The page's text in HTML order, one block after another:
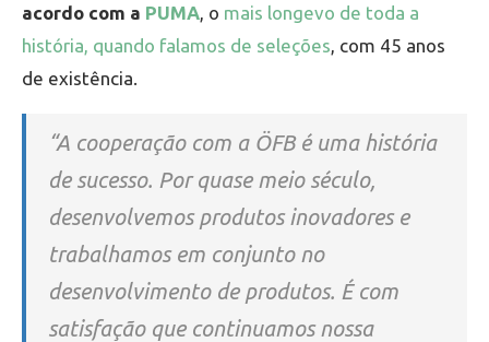
acordo com a PUMA, o mais longevo de toda a
história, quando falamos de seleções, com 45 anos
de existência.
“A cooperação com a ÖFB é uma história
de sucesso. Por quase meio século,
desenvolvemos produtos inovadores e
trabalhamos em conjunto no
desenvolvimento de produtos. É com
satisfação que continuamos nossa